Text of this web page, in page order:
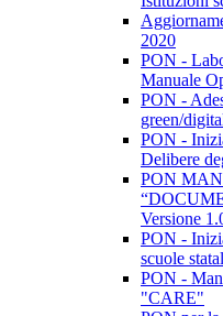
2020
PON -
Manuale
PON -
green/
PON -
Delibere
PON
Versione
PON -
scuole
PON -
"CARE"